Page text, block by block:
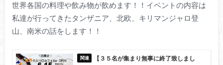
世界各国の料理や飲み物が飲めます！！イベントの内容は
私達が行ってきたタンザニア、北欧、キリマンジャロ登
山、南米の話をします！！
【３５名が集まり無事に終了致しまし